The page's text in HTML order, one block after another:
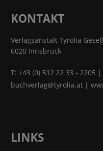
KONTAKT
Verlagsanstalt Tyrolia
6020 Innsbruck
T:+43 (0) 512 22 33 - 2205 |
buchverlag@tyrolia.at |
LINKS